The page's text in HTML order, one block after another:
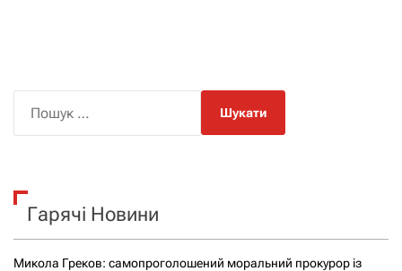
к
Гарячі Новини
Микола Греков: самопроголошений моральний прокурор із